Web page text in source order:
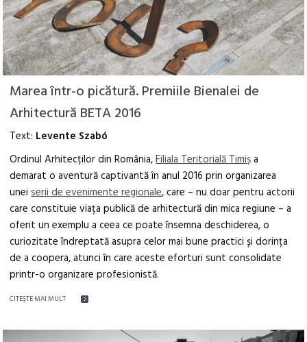
Marea într-o picătură. Premiile Bienalei de
Arhitectură BETA 2016
Text: Levente Szabó
Ordinul Arhitecților din România,Filiala Teritorială Timișa
demarat o aventură captivantă în anul 2016 prin organizarea
uneiserii de evenimente regionale, care – nu doar pentru actorii
care constituie viața publică de arhitectură din mica regiune – a
oferit un exemplu a ceea ce poate însemna deschiderea, o
curiozitate îndreptată asupra celor mai bune practici și dorința
de a coopera, atunci în care aceste eforturi sunt consolidate
printr-o organizare profesionistă.
CITEŞTE MAI MULT